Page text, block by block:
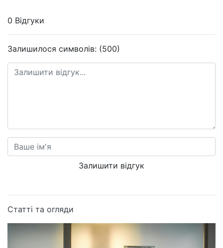
0 Відгуки
Залишилося символів: (500)
Залишити відгук
Статті та огляди